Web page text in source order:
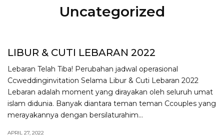
Uncategorized
LIBUR & CUTI LEBARAN 2022
Lebaran Telah Tiba! Perubahan jadwal operasional
Ccweddinginvitation Selama Libur & Cuti Lebaran 2022
Lebaran adalah moment yang dirayakan oleh seluruh umat
islam didunia. Banyak diantara teman teman Ccouples yang
merayakannya dengan bersilaturahim…
APRIL 27, 2022